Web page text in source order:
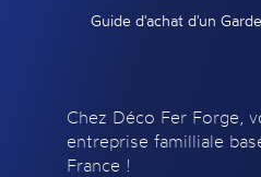
Guide d'achat d'un
Chez Déco Fer Forge,
entreprise familliale
France !